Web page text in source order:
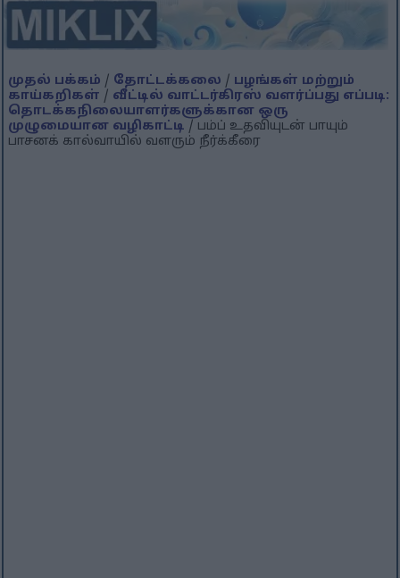
முதல் பக்கம் / தோட்டக்கலை / பழங்கள் மற்றும்
காய்கறிகள் / வீட்டில் வாட்டர்கிரஸ் வளர்ப்பது எப்படி:
தொடக்கநிலையாளர்களுக்கான ஒரு
முழுமையான வழிகாட்டி / பம்ப் உதவியுடன் பாயும்
பாசனக் கால்வாயில் வளரும் நீர்க்கீரை